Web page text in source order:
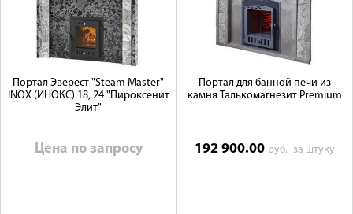
Галерея объектов
Контакты
Портал Эверест "Steam Master"
INOX (ИНОКС) 18, 24 "Пироксенит
Элит"
Цена по запросу
Портал для банной печи из
камня Талькомагнезит Premium
192 900.00 руб. за штуку